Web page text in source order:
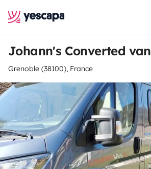
Johann's Converted van
Grenoble (38100), France